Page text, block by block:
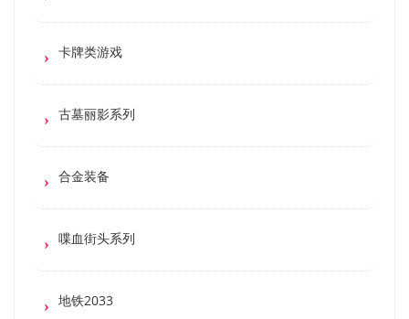
卡牌类游戏
古墓丽影系列
合金装备
喋血街头系列
地铁2033